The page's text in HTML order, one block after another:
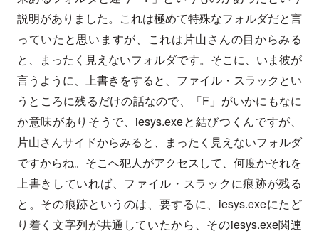
説明がありました。これは極めて特殊なフォルダだと言
っていたと思いますが、これは片山さんの目からみる
と、まったく見えないフォルダです。そこに、いま彼が
言うように、上書きをすると、ファイル・スラックとい
うところに残るだけの話なので、「F」がいかにもなに
か意味がありそうで、iesys.exeと結びつくんですが、
片山さんサイドからみると、まったく見えないフォルダ
ですからね。そこへ犯人がアクセスして、何度かそれを
上書きしていれば、ファイル・スラックに痕跡が残る
と。その痕跡というのは、要するに、iesys.exeにたど
り着く文字列が共通していたから、そのiesys.exe関連